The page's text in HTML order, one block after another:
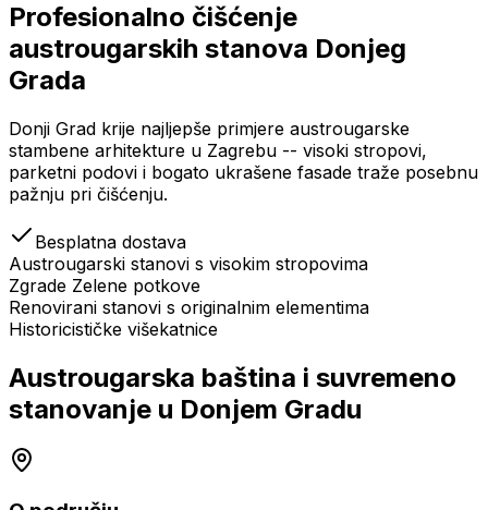
Profesionalno čišćenje
austrougarskih stanova Donjeg
Grada
Donji Grad krije najljepše primjere austrougarske
stambene arhitekture u Zagrebu -- visoki stropovi,
parketni podovi i bogato ukrašene fasade traže posebnu
pažnju pri čišćenju.
Besplatna dostava
Austrougarski stanovi s visokim stropovima
Zgrade Zelene potkove
Renovirani stanovi s originalnim elementima
Historicističke višekatnice
Austrougarska baština i suvremeno
stanovanje u Donjem Gradu